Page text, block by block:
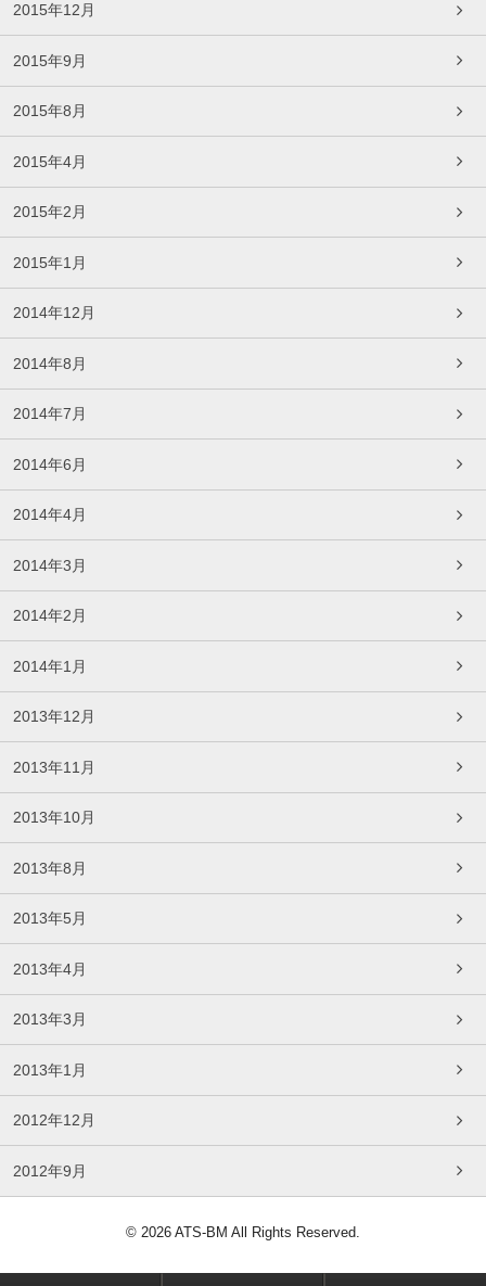
2015年12月
2015年9月
2015年8月
2015年4月
2015年2月
2015年1月
2014年12月
2014年8月
2014年7月
2014年6月
2014年4月
2014年3月
2014年2月
2014年1月
2013年12月
2013年11月
2013年10月
2013年8月
2013年5月
2013年4月
2013年3月
2013年1月
2012年12月
2012年9月
© 2026 ATS-BM All Rights Reserved.